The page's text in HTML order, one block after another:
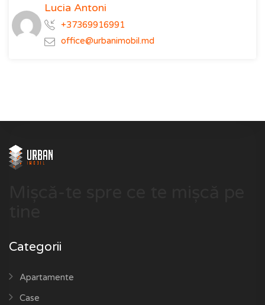
Lucia Antoni
+37369916991
office@urbanimobil.md
Categorii
Apartamente
Case